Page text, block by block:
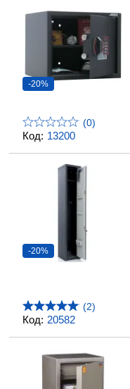
Код: 13200
-20%
(0)
Код: 20582
-20%
(2)